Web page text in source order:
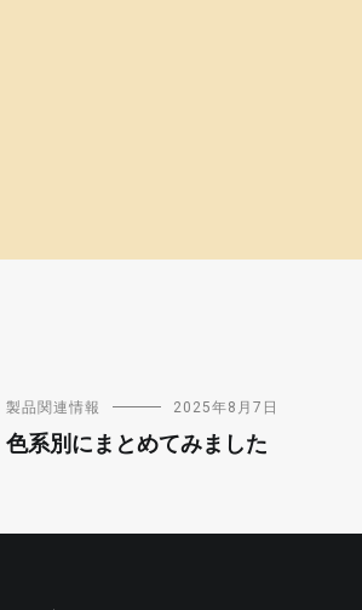
製品関連情報 2025年8月7日
色系別にまとめてみました